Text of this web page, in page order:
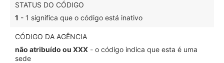
STATUS DO CÓDIGO
1 - 1 significa que o código está inativo
CÓDIGO DA AGÊNCIA
não atribuído ou XXX - o código indica que esta é uma
sede